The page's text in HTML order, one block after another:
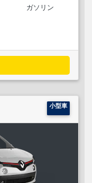
ガソリン
小型車